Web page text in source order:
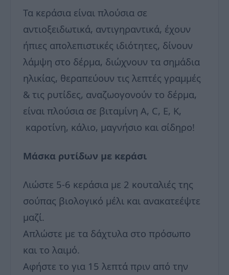
Τα κεράσια είναι πλούσια σε
αντιοξειδωτικά, αντιγηραντικά, έχουν
ήπιες απολεπιστικές ιδιότητες, δίνουν
λάμψη στο δέρμα, διώχνουν τα σημάδια
ηλικίας, θεραπεύουν τις λεπτές γραμμές
& τις ρυτίδες, αναζωογονούν το δέρμα,
είναι πλούσια σε βιταμίνη Α, C, Ε, Κ,
καροτίνη, κάλιο, μαγνήσιο και σίδηρο!
Μάσκα ρυτίδων με κεράσι
Λιώστε 5-6 κεράσια με 2 κουταλιές της
σούπας βιολογικό μέλι και ανακατεέψτε
μαζί.
Απλώστε με τα δάχτυλα στο πρόσωπο
και το λαιμό.
Αφήστε το για 15 λεπτά πριν από την